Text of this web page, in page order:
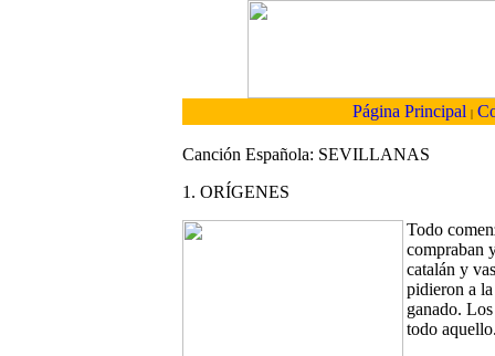
Página Principal |
Canción Española: SEVILLANAS
1. ORÍGENES
Todo
compraban
catalán y
pidieron a
ganado.
todo